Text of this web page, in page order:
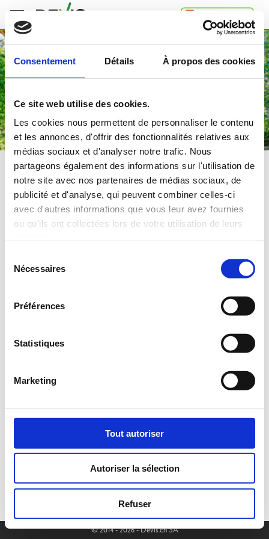
Consentement Détails À propos des cookies
Ce site web utilise des cookies.
Les cookies nous permettent de personnaliser le contenu
et les annonces, d'offrir des fonctionnalités relatives aux
médias sociaux et d'analyser notre trafic. Nous
partageons également des informations sur l'utilisation de
notre site avec nos partenaires de médias sociaux, de
publicité et d'analyse, qui peuvent combiner celles-ci
avec d'autres informations que vous leur avez fournies
ou qu'ils ont collectées lors de votre utilisation de leurs
Nécessaires
Préférences
Statistiques
Marketing
Tout autoriser
Autoriser la sélection
Refuser
Accueil
ça
A
propos
Devis.ch
SA
Contact
Espace
entreprises
Mentions
légales
PERGOLA, TONNELLE
Comparezgratuitement
jusqu'à 4 devis
et choisissez lameilleure offre
Dans quelle région souhaitez-vous faire vos travaux?
© 2014 - 2026 - Devis.ch SA